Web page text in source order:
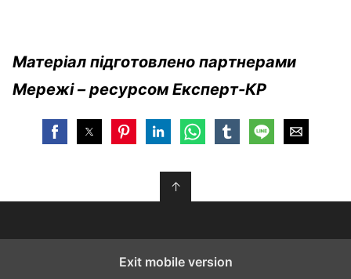
Матеріал підготовлено партнерами
Мережі – ресурсом Експерт-КР
↑
Exit mobile version